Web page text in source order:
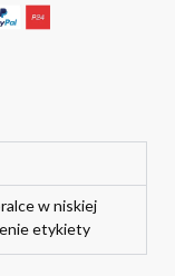
w niskiej
etykiety